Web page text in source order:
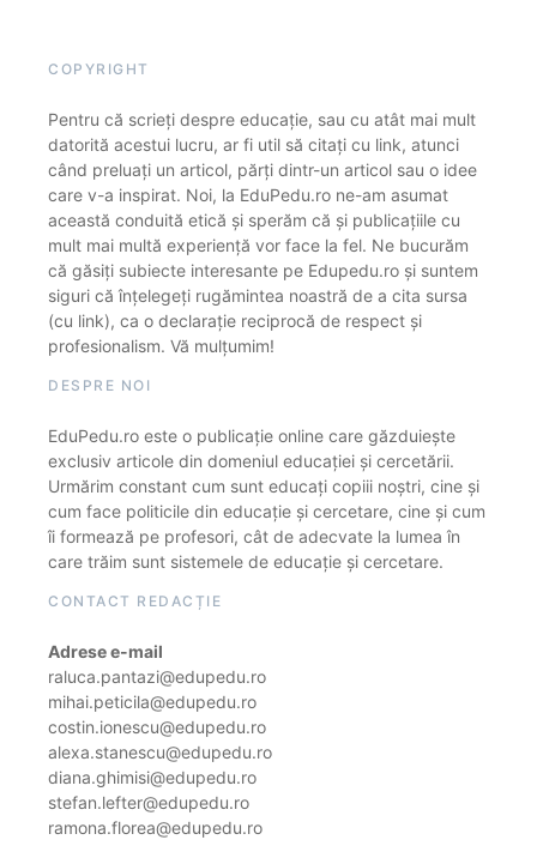
COPYRIGHT
Pentru că scrieți despre educație, sau cu atât mai mult
datorită acestui lucru, ar fi util să citați cu link, atunci
când preluați un articol, părți dintr-un articol sau o idee
care v-a inspirat. Noi, la EduPedu.ro ne-am asumat
această conduită etică și sperăm că și publicațiile cu
mult mai multă experiență vor face la fel. Ne bucurăm
că găsiți subiecte interesante pe Edupedu.ro și suntem
siguri că înțelegeți rugămintea noastră de a cita sursa
(cu link), ca o declarație reciprocă de respect și
profesionalism. Vă mulțumim!
DESPRE NOI
EduPedu.ro este o publicație online care găzduiește
exclusiv articole din domeniul educației și cercetării.
Urmărim constant cum sunt educați copiii noștri, cine și
cum face politicile din educație și cercetare, cine și cum
îi formează pe profesori, cât de adecvate la lumea în
care trăim sunt sistemele de educație și cercetare.
CONTACT REDACȚIE
Adrese e-mail
raluca.pantazi@edupedu.ro
mihai.peticila@edupedu.ro
costin.ionescu@edupedu.ro
alexa.stanescu@edupedu.ro
diana.ghimisi@edupedu.ro
stefan.lefter@edupedu.ro
ramona.florea@edupedu.ro